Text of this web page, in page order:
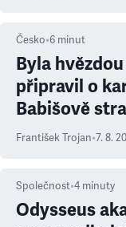
Česko•6 minut
Byla
připravil o
Babišově
František Trojan•7. 8.
Společnost•4 minuty
Odysseus